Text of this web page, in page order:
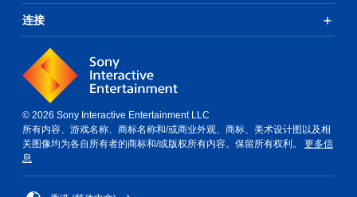
连接
© 2026 Sony Interactive Entertainment LLC
所有内容、游戏名称、商标名称和/或商业外观、商标、美术设计图以及相
关图像均为各自所有者的商标和/或版权所有内容。保留所有权利。 更多信
息